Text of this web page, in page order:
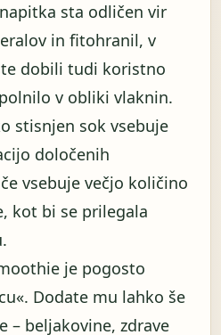
sta odličen vir
in fitohranil, v
dobili tudi koristno
v obliki vlaknin.
stisnjen sok vsebuje
določenih
vsebuje večjo količino
kot bi se prilegala
je pogosto
Dodate mu lahko še
– beljakovine, zdrave